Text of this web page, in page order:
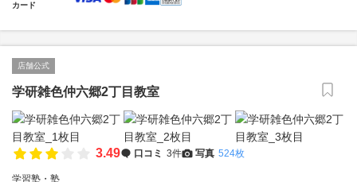
カード
店舗公式
学研雑色仲六郷2丁目教室
3.49 口コミ 3件 写真 524枚
学習塾・塾